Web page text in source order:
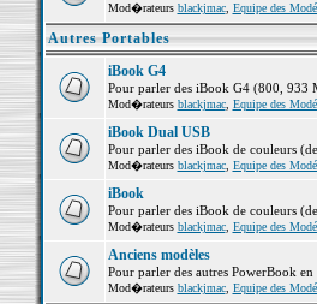
Mod�rateurs blackjmac, Equipe des
Autres Portables
iBook G4
Pour parler des iBook G4 (800, 933
Mod�rateurs blackjmac, Equipe des
iBook Dual USB
Pour parler des iBook de couleurs
Mod�rateurs blackjmac, Equipe des
iBook
Pour parler des iBook de couleurs
Mod�rateurs blackjmac, Equipe des
Anciens modèles
Pour parler des autres PowerBook
Mod�rateurs blackjmac, Equipe des